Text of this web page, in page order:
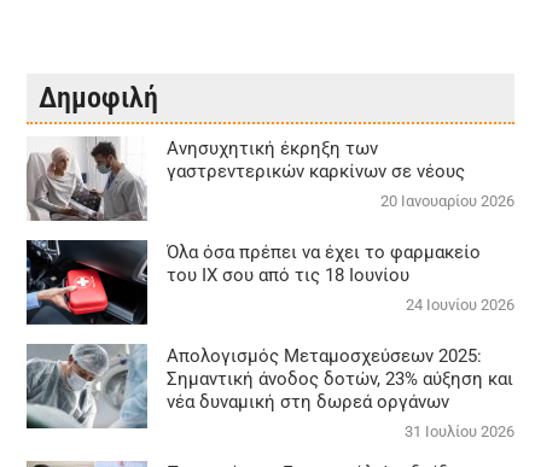
Δημοφιλή
Aνησυχητική έκρηξη των
γαστρεντερικών καρκίνων σε νέους
20 Ιανουαρίου 2026
Όλα όσα πρέπει να έχει το φαρμακείο
του ΙΧ σου από τις 18 Ιουνίου
24 Ιουνίου 2026
Απολογισμός Μεταμοσχεύσεων 2025:
Σημαντική άνοδος δοτών, 23% αύξηση και
νέα δυναμική στη δωρεά οργάνων
31 Ιουλίου 2026